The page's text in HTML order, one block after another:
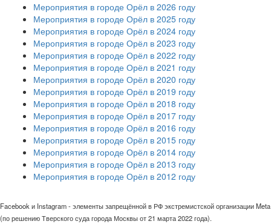
Мероприятия в городе Орёл в 2026 году
Мероприятия в городе Орёл в 2025 году
Мероприятия в городе Орёл в 2024 году
Мероприятия в городе Орёл в 2023 году
Мероприятия в городе Орёл в 2022 году
Мероприятия в городе Орёл в 2021 году
Мероприятия в городе Орёл в 2020 году
Мероприятия в городе Орёл в 2019 году
Мероприятия в городе Орёл в 2018 году
Мероприятия в городе Орёл в 2017 году
Мероприятия в городе Орёл в 2016 году
Мероприятия в городе Орёл в 2015 году
Мероприятия в городе Орёл в 2014 году
Мероприятия в городе Орёл в 2013 году
Мероприятия в городе Орёл в 2012 году
Facebook и Instagram - элементы запрещённой в РФ экстремистской организации Meta
(по решению Тверского суда города Москвы от 21 марта 2022 года).